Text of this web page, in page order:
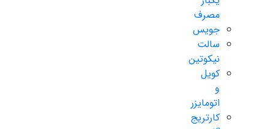
مصرف
جویس
سالت
نیکوتین
کویل
و
اتومایزر
کارتریج